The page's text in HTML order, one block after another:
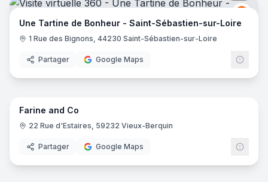
Une Tartine de Bonheur - Saint-Sébastien-sur-Loire
1 Rue des Bignons, 44230 Saint-Sébastien-sur-Loire
Partager Google Maps
8
Farine and Co
22 Rue d'Estaires, 59232 Vieux-Berquin
Partager Google Maps
7